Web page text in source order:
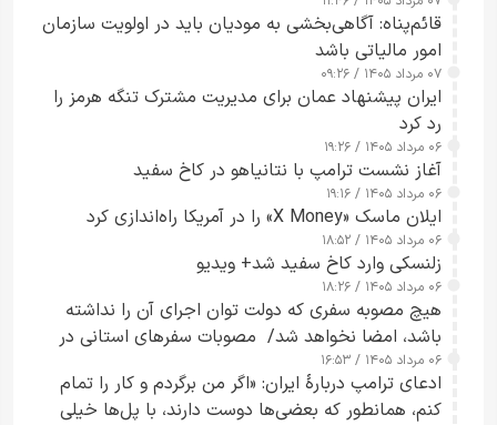
قائم‌پناه: آگاهی‌بخشی به مودیان باید در اولویت سازمان
امور مالیاتی باشد
۰۷ مرداد ۱۴۰۵ / ۰۹:۲۶
ایران پیشنهاد عمان برای مدیریت مشترک تنگه هرمز را
رد کرد
۰۶ مرداد ۱۴۰۵ / ۱۹:۲۶
آغاز نشست ترامپ با نتانیاهو در کاخ سفید
۰۶ مرداد ۱۴۰۵ / ۱۹:۱۶
ایلان ماسک «X Money» را در آمریکا راه‌اندازی کرد
۰۶ مرداد ۱۴۰۵ / ۱۸:۵۲
زلنسکی وارد کاخ سفید شد+ ویدیو
۰۶ مرداد ۱۴۰۵ / ۱۸:۲۶
هیچ مصوبه سفری که دولت توان اجرای آن را نداشته
باشد، امضا نخواهد شد/ مصوبات سفرهای استانی در
چارچوب قانون بودجه است+ عکس
۰۶ مرداد ۱۴۰۵ / ۱۶:۵۳
ادعای ترامپ دربارهٔ ایران: «اگر من برگردم و کار را تمام
کنم، همانطور که بعضی‌ها دوست دارند، با پل‌ها خیلی